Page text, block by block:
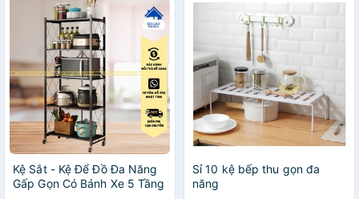
Kệ Sắt - Kệ Để Đồ Đa Năng
Gấp Gọn Có Bánh Xe 5 Tầng
Sỉ 10 kệ bếp thu gọn đa
năng